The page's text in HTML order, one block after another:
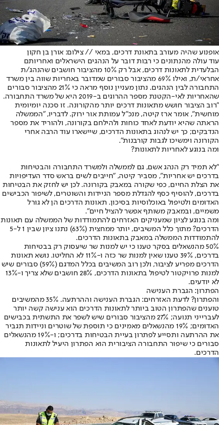
אופנוע שהיה מעורב בתאונת דרכים, במאי // צילום: אורן בן חקון
עוד עולה מהנתונים כי רבות דובר על הנהגים הישראלים ואחריותם
הבלעדית לתאונות דרכים, אבל רק 10% מהציבור חושבים שהנהג/ת
אחראי/ת, ואילו 69% מהציבור סבורים שמדובר באחריות שווה בין משרד
התחבורה לבין הנהגים. נתון מעניין נוסף מראה כי 21% מהציבור סבורים
שהאחריות לאי-הקטנת מספר ההרוגים ב-2019 היא של משרד התחבורה.
"רוב הציבור חושש מתאונות דרכים יותר מהקורונה. זו סכנה יומיומית
מוחשית", אומר ארז קיטה, מנכ"ל עמותת אור ירוק. לדבריו, "הממשלה
הראתה שהיא יודעת לאחד כוחות ולהילחם בקורונה, ולהוריד את מספר
הנדבקים; כך יש לנהוג בתאונות הדרכים, שיישארו עוד הרבה אחרי
הקורונה וימשיכו לגבות קורבנות".
ומה בנוגע לאחריות לתאונות?
"לא תמיד רק הנהג אשם, גם לממשלה ולמשרד התחבורה והבטיחות
בדרכים יש אחריות", מסביר קיטה, "חייבים לשים בראש סדר העדיפויות
את הצלת החיים, כפי שקורה במאבק בקורונה. לכן יש לחזק את הבטיחות
בדרכים, להוסיף כסף להגדלת מספר הניידות והשוטרים, לשיפור הכבישים
האדומים ולטיפול באוכלוסיות בסיכון. תאונות הדרכים הן לא גורל
משמיים, ובמאבק משותף אפשר להציל חיים".
ומה בנוגע לציון שמעניקים האזרחים להתמודדות של הממשלה עם תאונות
הדרכים? מתוך כלל המשיבים, יותר ממחצית (63%) נתנו ציון שבין 1 ל-5
להתמודדות הממשלה במאבק בתאונות הדרכים.
50% מהנשאלים בסקר טענו כי יש למנות שר שיעסוק רק בבטיחות
בדרכים, 39% טענו שאין למנות שר כזה ו-11% לא החליטו. נושא תאונות
הדרכים מפריע לציבור, ולכן רוב המשיבים בכלל המדגם (59%) סבורים שיש
למנות פרויקטור לטיפול בתאונות הדרכים, 28% חושבים שלא צריך ו-13%
לא יודעים.
הפתרון: הגברת הענישה
והפתרון? לדעת האזרחים: הגברת הענישה וההרתעה. 35% מהמשיבים
טוענים שהפתרון הטוב ביותר לתאונות הדרכים הוא ענישה קשה יותר
לעברייני תנועה; 27% מהציבור סבורים שיש לשפר את התשתית בכבישים
האדומים; 19% מהנשאלים מאמינים כי תוספת של שוטרים וניידות תגביר
את ההרתעה ותסייע לפתרון בעיית הבטיחות בדרכים; ו-19% מהנשאלים
סבורים כי שיפור התחבורה הציבורית הוא הפתרון היעיל לתאונות
הדרכים.